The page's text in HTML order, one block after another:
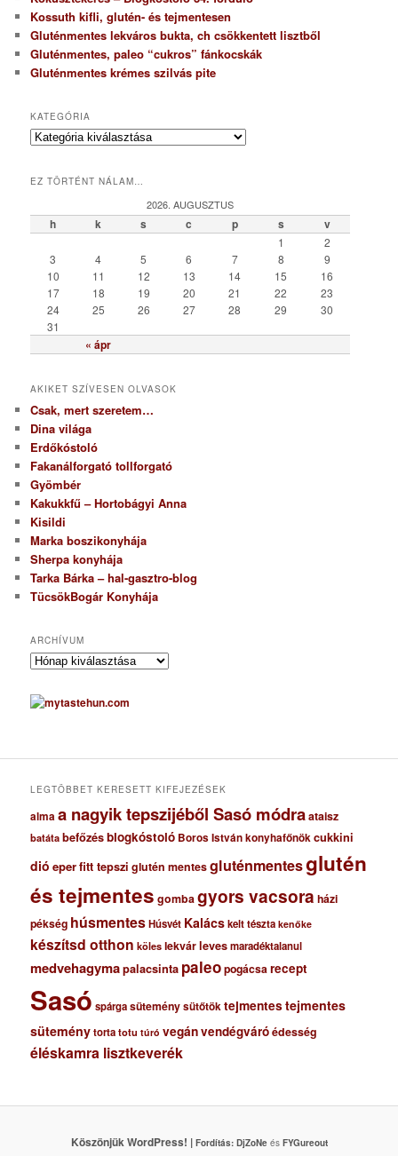
Kossuth kifli, glutén- és tejmentesen
Gluténmentes lekváros bukta, ch csökkentett lisztből
Gluténmentes, paleo “cukros” fánkocskák
Gluténmentes krémes szilvás pite
KATEGÓRIA
K
e
ó
r
EZ TÖRTÉNT NÁLAM…
2026. AUGUSZTUS
h k s c p s v
« ápr
1
2
3
4 5 6 7 8
9
10
11 12 13 14 15
16
17
18 19 20 21 22
23
24
25 26 27 28 29
30
31
AKIKET SZÍVESEN OLVASOK
Csak, mert szeretem…
Dina világa
Erdőkóstoló
Fakanálforgató tollforgató
Gyömbér
Kakukkfű – Hortobágyi Anna
Kisildi
Marka boszikonyhája
Sherpa konyhája
Tarka Bárka – hal-gasztro-blog
TücsökBogár Konyhája
ARCHÍVUM
A
c
h
u
LEGTÖBBET KERESETT KIFEJEZÉSEK
almaa nagyik tepszijéből Sasó módraataisz
batáta befőzésblogkóstoló Boros István konyhafőnökcukkini
dió eperfitt tepszi glutén mentesgluténmentesglutén
és tejmentes gombagyors vacsora házi
pékség húsmentesHúsvét Kalácskelt tészta kenőke
készítsd otthon köles lekvárlevesmaradéktalanul
medvehagymapalacsinta paleopogácsarecept
Sasó spárgasüteménysütőtöktejmentestejmentes
süteménytorta totu túró vegánvendégváróédesség
éléskamra lisztkeverék
Köszönjük WordPress! | Fordítás: DjZoNeés FYGureout